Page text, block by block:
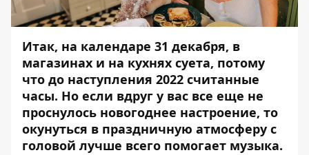
Итак, на календаре 31 декабря, в
магазинах и на кухнях суета, потому
что до наступления 2022 считанные
часы. Но если вдруг у вас все еще не
проснулось новогоднее настроение, то
окунуться в праздничную атмосферу с
головой лучше всего помогает музыка.